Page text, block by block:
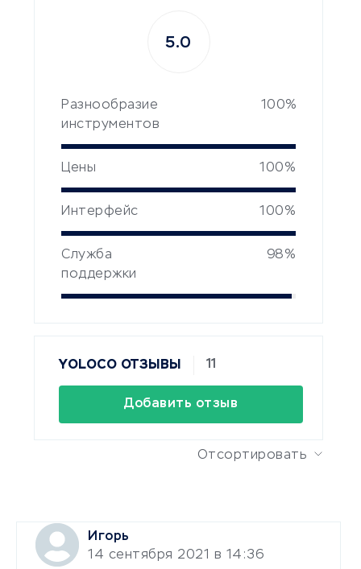
Разнообразие
инструментов
100%
Цены 100%
Интерфейс 100%
Служба
поддержки
98%
5.0
YOLOCO ОТЗЫВЫ 11
Добавить отзыв
Отсортировать
Игорь
14 сентября 2021 в 14:36